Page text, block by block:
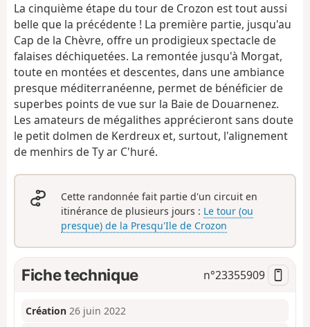
i
g
i
La cinquième étape du tour de Crozon est tout aussi
belle que la précédente ! La première partie, jusqu'au
Cap de la Chèvre, offre un prodigieux spectacle de
falaises déchiquetées. La remontée jusqu'à Morgat,
toute en montées et descentes, dans une ambiance
presque méditerranéenne, permet de bénéficier de
superbes points de vue sur la Baie de Douarnenez.
Les amateurs de mégalithes apprécieront sans doute
le petit dolmen de Kerdreux et, surtout, l'alignement
de menhirs de Ty ar C'huré.
Cette randonnée fait partie d'un circuit en
itinérance de plusieurs jours : Le tour (ou
presque) de la Presqu'Ile de Crozon
Fiche technique n°23355909
Création 26 juin 2022